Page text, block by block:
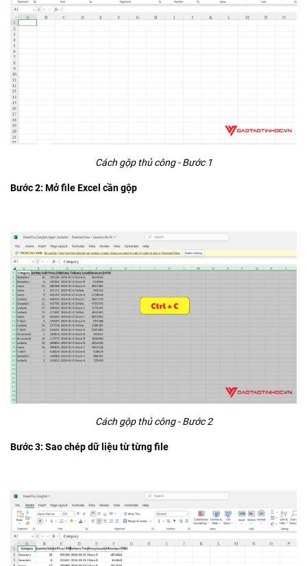
Cách gộp thủ công - Bước 1
Bước 2: Mở file Excel cần gộp
Cách gộp thủ công - Bước 2
Bước 3: Sao chép dữ liệu từ từng file